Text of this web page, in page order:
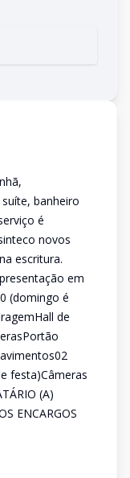
banheiro
é
novos
escritura.
em
(domingo é
de
festa)Câmeras
(A)
ENCARGOS